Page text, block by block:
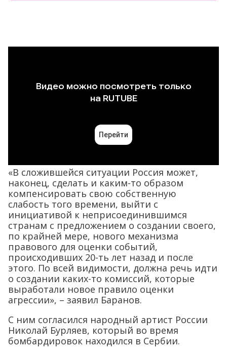
«В сложившейся ситуации Россия может,
наконец, сделать и каким-то образом
компенсировать свою собственную
слабость того времени, выйти с
инициативой к неприсоединившимся
странам с предложением о создании своего,
по крайней мере, нового механизма
правового для оценки событий,
происходивших 20-ть лет назад и после
этого. По всей видимости, должна речь идти
о создании каких-то комиссий, которые
выработали новое правило оценки
агрессии», – заявил Баранов.
С ним согласился народный артист России
Николай Бурляев, который во время
бомбардировок находился в Сербии.